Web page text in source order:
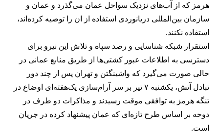
هرمز که از آب‌های نزدیک سواحل عمان می‌گذرد و عمان و
سازمان بین‌المللی دریانوردی استفاده از ان را توصیه کرده‌اند،
استفاده نکنند.
استقرار شبکه شناسایی و رصد سپاه و تلاش این نیرو برای
دسترسی به اطلاعات عبور کشتی‌ها از طریق منابع عمانی در
حالی صورت می‌گیرد که واشینگتن و تهران پس از چند دور
تبادل آتش، یکشنبه ۷ تیر بر سر آرام‌سازی یک‌هفته‌ای اوضاع در
تنگه هرمز به توافقی موقت رسیدند و مذاکرات دو طرف در
دوحه بر اساس طرح تازه‌ای که عمان پیشنهاد کرده در جریان
است.